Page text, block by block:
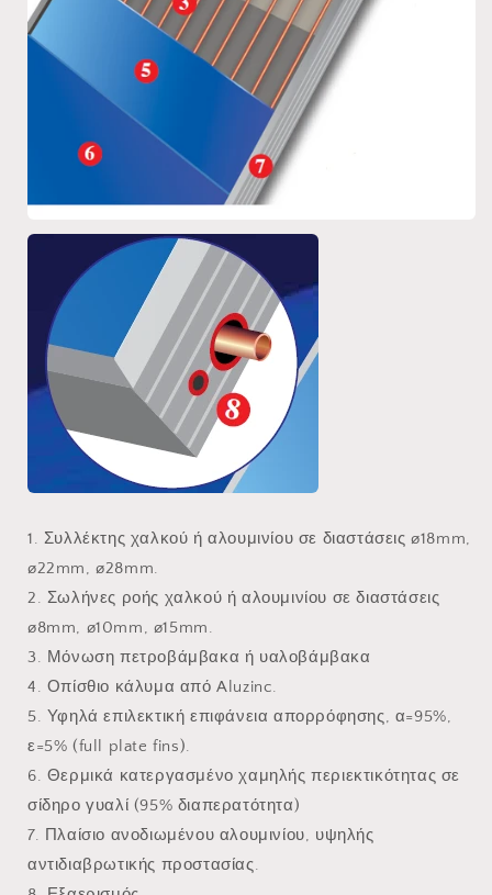
1. Συλλέκτης χαλκού ή αλουμινίου σε διαστάσεις ø18mm,
ø22mm,ø28mm.
2. Σωλήνες ροής χαλκού ήαλουμινίου σε διαστάσεις
ø8mm, ø10mm, ø15mm.
3. Μόνωση πετροβάμβακα ή υαλοβάμβακα
4. Οπίσθιο κάλυμα από Aluzinc.
5. Υφηλά επιλεκτική επιφάνεια απορρόφησης, α=95%,
ε=5% (full plate fins).
6. Θερμικά κατεργασμένο χαμηλήςπεριεκτικότητας σε
σίδηρο γυαλί (95% διαπερατότητα)
7. Πλαίσιο ανοδιωμένου αλουμινίου, υψηλής
αντιδιαβρωτικής προστασίας.